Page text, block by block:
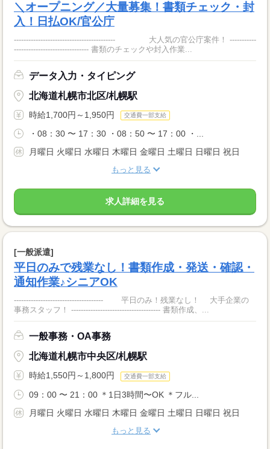
＼オープニング／大量募集！書類チェック・封
入！日払OK/官公庁
------------------------------------------ 大人気の官公庁案件！ -----------
------------------------------- 書類のチェックや封入作業...
データ入力・タイピング
北海道札幌市北区/札幌駅
時給1,700円～1,950円 交通費一部支給
・08：30 〜 17：30 ・08：50 〜 17：00 ・...
月曜日 火曜日 水曜日 木曜日 金曜日 土曜日 日曜日 祝日
もっと見る
求人詳細を見る
[一般派遣]
平日のみで残業なし！書類作成・発送・確認・
通知作業♪シニアOK
------------------------------------- 平日のみ！残業なし！ 大手企業の
事務スタッフ！ ------------------------------------- 書類作成、...
一般事務・OA事務
北海道札幌市中央区/札幌駅
時給1,550円～1,800円 交通費一部支給
09：00 〜 21：00 ＊1日3時間〜OK ＊フル...
月曜日 火曜日 水曜日 木曜日 金曜日 土曜日 日曜日 祝日
もっと見る